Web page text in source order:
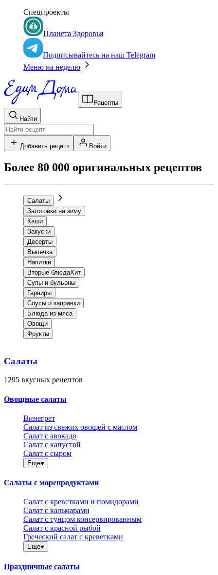
Спецпроекты
Планета Здоровья
Подписывайтесь на наш Telegram
Меню на неделю
Рецепты
Найти
Добавить рецепт Войти
Более 80 000 оригинальных рецептов
Салаты
Заготовки на зиму
Каши
Закуски
Десерты
Выпечка
Напитки
Вторые блюдаХит
Супы и бульоны
Гарниры
Соусы и заправки
Блюда из мяса
Овощи
Фрукты
Салаты
1295 вкусных рецептов
Овощные салаты
Винегрет
Салат из свежих овощей с маслом
Салат с авокадо
Салат с капустой
Салат с сыром
Еще
Салаты с морепродуктами
Салат с креветками и помидорами
Салат с кальмарами
Салат с тунцом консервированным
Салат с красной рыбой
Греческий салат с креветками
Еще
Праздничные салаты